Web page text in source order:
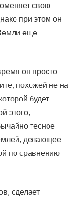
свою
при этом он
еще
он просто
похожей не на
будет
этого,
тесное
делающее
по сравнению
сделает